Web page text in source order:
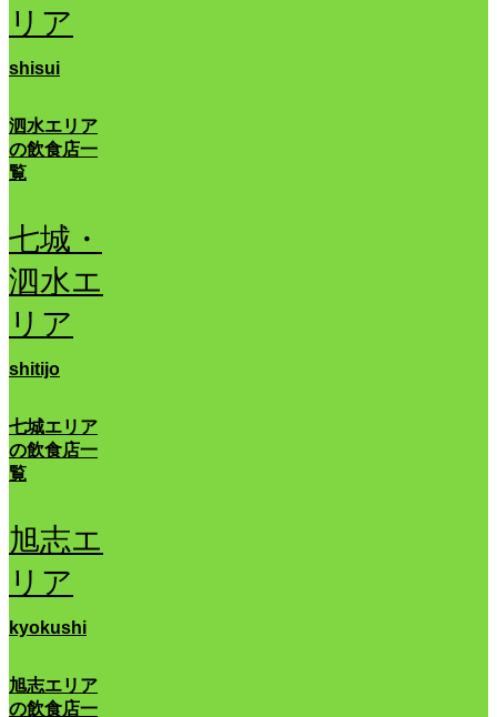
リア
shisui
泗水エリア
の飲食店一
覧
七城・
泗水エ
リア
shitijo
七城エリア
の飲食店一
覧
旭志エ
リア
kyokushi
旭志エリア
の飲食店一